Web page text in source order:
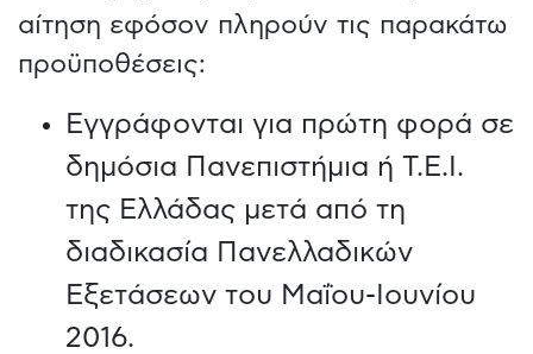
αίτηση εφόσον πληρούν τις παρακάτω
προϋποθέσεις:
Εγγράφονται για πρώτη φορά σε
δημόσια Πανεπιστήμια ή Τ.Ε.Ι.
της Ελλάδας μετά από τη
διαδικασία Πανελλαδικών
Εξετάσεων του Μαΐου-Ιουνίου
2016.